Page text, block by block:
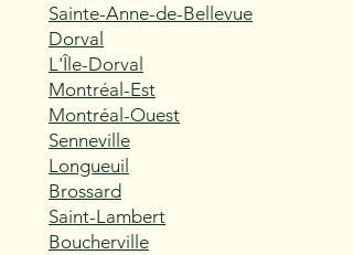
Sainte-Anne-de-Bellevue
Dorval
L'Île-Dorval
Montréal-Est
Montréal-Ouest
Senneville
Longueuil
Brossard
Saint-Lambert
Boucherville